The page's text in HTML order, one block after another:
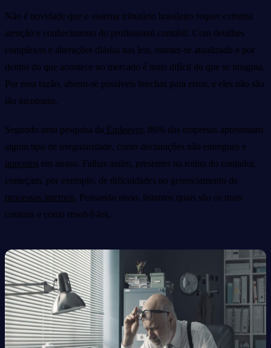
Não é novidade que o sistema tributário brasileiro requer extrema
atenção e conhecimento do profissional contábil. Com detalhes
complexos e alterações diárias nas leis, manter-se atualizado e por
dentro do que acontece no mercado é mais difícil do que se imagina.
Por essa razão, abrem-se possíveis brechas para erros, e eles não são
tão incomuns.
Segundo uma pesquisa da Endeavor, 86% das empresas apresentam
algum tipo de irregularidade, como declarações não entregues e
impostos em atraso. Falhas assim, presentes na rotina do contador,
começam, por exemplo, de dificuldades no gerenciamento de
processos internos. Pensando nisso, listamos quais são os mais
comuns e como resolvê-los.